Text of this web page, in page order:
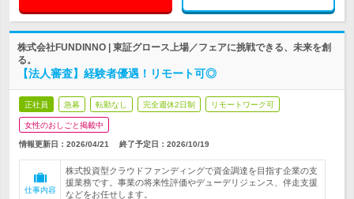
株式会社FUNDINNO | 東証グロース上場／フェアに挑戦できる、未来を創
る。
【法人審査】経験者優遇！リモート可◎
正社員 急募 転勤なし 完全週休2日制 リモートワーク可
女性のおしごと掲載中
情報更新日：2026/04/21 終了予定日： 2026/10/19
仕事内容
株式投資型クラウドファンディングで資金調達を目指す企業の支
援業務です。事業の将来性評価やデューデリジェンス、伴走支援
などをお任せします。